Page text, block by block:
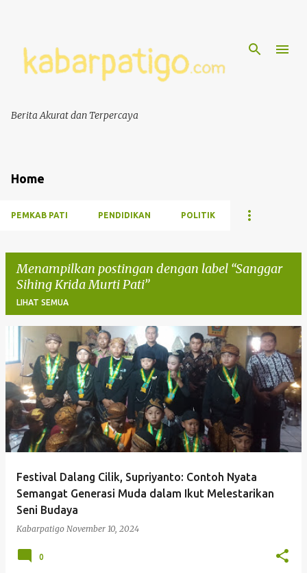
Berita Akurat dan Terpercaya
Home
PEMKAB PATI PENDIDIKAN POLITIK
Menampilkan postingan dengan label Sanggar
Sihing Krida Murti Pati
LIHAT SEMUA
o
s
t
n
Festival Dalang Cilik, Supriyanto: Contoh Nyata
Semangat Generasi Muda dalam Ikut Melestarikan
Seni Budaya
Kabarpatigo November 10, 2024
0